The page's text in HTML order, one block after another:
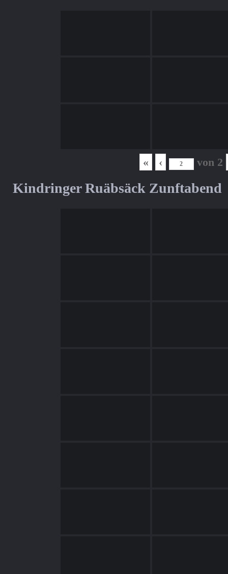
« ‹ von 2
Kindringer Ruäbsäck Zunftabend